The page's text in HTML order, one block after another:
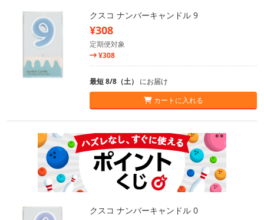
クスコ ナンバーキャンドル 9
¥308
定期便対象
¥308
最短 8/8（土） にお届け
カートに入れる
クスコ ナンバーキャンドル 0